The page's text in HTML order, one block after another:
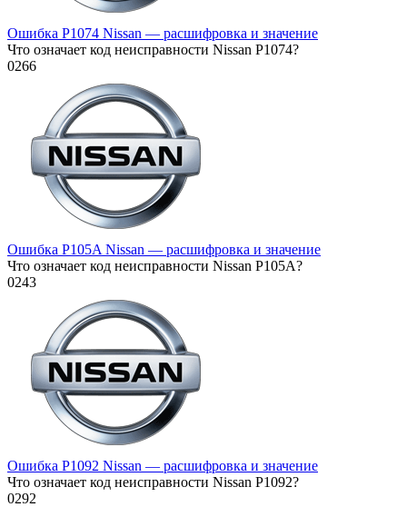
Ошибка P1074 Nissan — расшифровка и значение
Что означает код неисправности Nissan P1074?
0266
Ошибка P105A Nissan — расшифровка и значение
Что означает код неисправности Nissan P105A?
0243
Ошибка P1092 Nissan — расшифровка и значение
Что означает код неисправности Nissan P1092?
0292